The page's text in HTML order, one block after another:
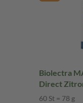
Biolectra
60 St = 78 g